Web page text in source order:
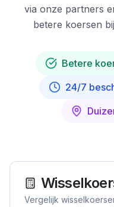
via onze partners
betere koersen
Betere
24/7
Vergelijk